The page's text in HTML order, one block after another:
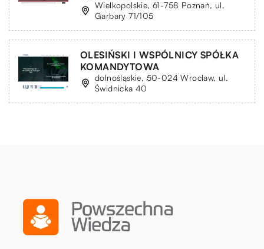
Wielkopolskie, 61-758 Poznań, ul.
Garbary 71/105
OLESIŃSKI I WSPÓLNICY SPÓŁKA
KOMANDYTOWA
dolnośląskie, 50-024 Wrocław, ul.
Świdnicka 40